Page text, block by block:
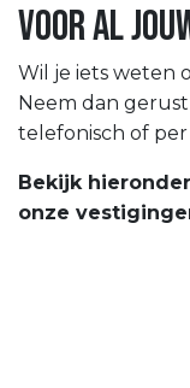
voor al
Wil je iets weten
Neem dan
telefonisch of per
Bekijk
onze